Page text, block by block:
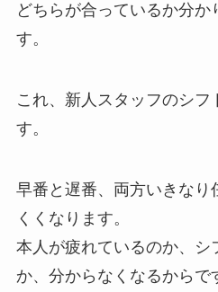
どちらが合っているか分
す。
これ、新人スタッフのシフ
す。
早番と遅番、両方いきなり
くくなります。
本人が疲れているのか、シ
か、分からなくなるからで